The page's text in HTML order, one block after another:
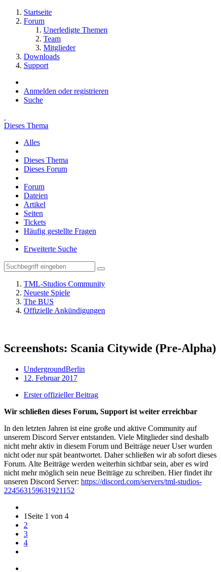
Startseite
Forum
Unerledigte Themen
Team
Mitglieder
Downloads
Support
Anmelden oder registrieren
Suche
Dieses Thema
Alles
Dieses Thema
Dieses Forum
Forum
Dateien
Artikel
Seiten
Tickets
Häufig gestellte Fragen
Erweiterte Suche
TML-Studios Community
Neueste Spiele
The BUS
Offizielle Ankündigungen
Screenshots: Scania Citywide (Pre-Alpha)
UndergroundBerlin
12. Februar 2017
Erster offizieller Beitrag
Wir schließen dieses Forum, Support ist weiter erreichbar
In den letzten Jahren ist eine große und aktive Community auf
unserem Discord Server entstanden. Viele Mitglieder sind deshalb
nicht mehr aktiv in diesem Forum und Beiträge neuer User wurden
nicht oder nur spät beantwortet. Daher schließen wir ab sofort dieses
Forum. Alte Beiträge werden weiterhin sichtbar sein, aber es wird
nicht mehr möglich sein neue Beiträge zu schreiben. Hier findet ihr
unseren Discord Server: https://discord.com/servers/tml-studios-
224563159631921152
1 Seite 1 von 4
2
3
4